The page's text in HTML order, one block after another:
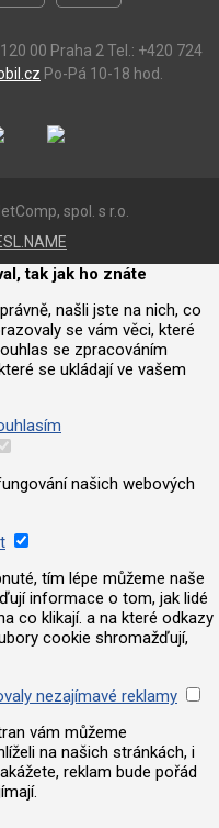
00 Praha 2 Tel.: +420 724
Po-Pá 10-18 hod.
spol. s r.o.
tak jak ho znáte
našli jste na nich, co
se vám věci, které
se zpracováním
se ukládají ve vašem
našich webových
tím lépe můžeme naše
informace o tom, jak lidé
co klikají. a na které odkazy
cookie shromažďují,
nezajímavé reklamy
vám můžeme
na našich stránkách, i
reklam bude pořád